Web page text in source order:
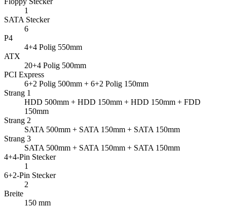
1
SATA Stecker
6
P4
4+4 Polig 550mm
ATX
20+4 Polig 500mm
PCI Express
6+2 Polig 500mm + 6+2 Polig 150mm
Strang 1
HDD 500mm + HDD 150mm + HDD 150mm + FDD
150mm
Strang 2
SATA 500mm + SATA 150mm + SATA 150mm
Strang 3
SATA 500mm + SATA 150mm + SATA 150mm
4+4-Pin Stecker
1
6+2-Pin Stecker
2
Breite
150 mm